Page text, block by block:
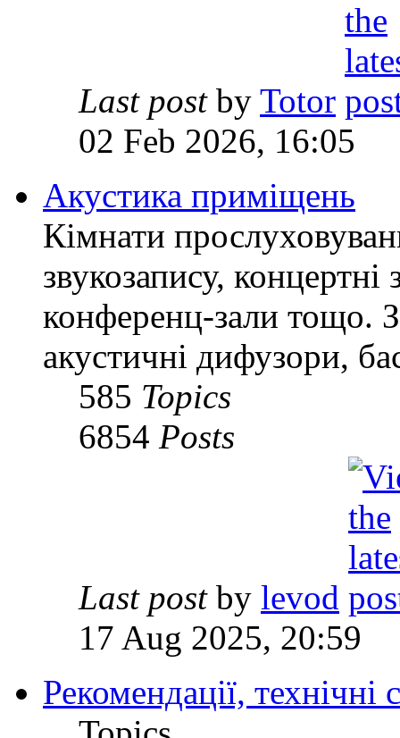
Last postby Totor
02 Feb 2026, 16:05
Акустика приміщень
Кімнати
звукозапису,
конференц-зали тощо.
акустичні дифузори,
585 Topics
6854 Posts
Last postby levod
17 Aug 2025, 20:59
Рекомендації, технічні